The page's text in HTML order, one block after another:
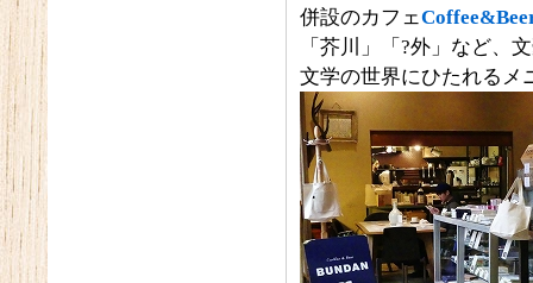
併設のカフェ
「芥川」「?外」など、
文学の世界にひたれるメ